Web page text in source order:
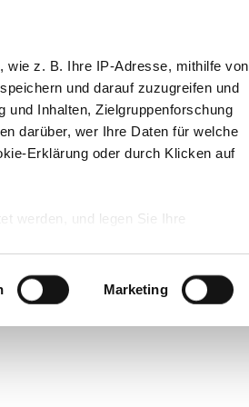
wie z. B. Ihre IP-Adresse, mithilfe von
und darauf zuzugreifen und
und Inhalten, Zielgruppenforschung
darüber, wer Ihre Daten für welche
Erklärung oder durch Klicken auf
werden, und legen Sie Ihre
Funktionen für soziale Medien
Außerdem geben wir
für soziale Medien, Werbung
mit weiteren Daten
Ihrer Nutzung der Dienste
Marketing
WERBUNG